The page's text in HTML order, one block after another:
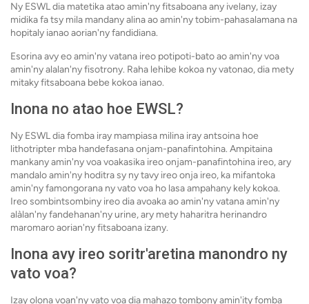
Ny ESWL dia matetika atao amin'ny fitsaboana any ivelany, izay
midika fa tsy mila mandany alina ao amin'ny tobim-pahasalamana na
hopitaly ianao aorian'ny fandidiana.
Esorina avy eo amin'ny vatana ireo potipoti-bato ao amin'ny voa
amin'ny alalan'ny fisotrony. Raha lehibe kokoa ny vatonao, dia mety
mitaky fitsaboana bebe kokoa ianao.
Inona no atao hoe EWSL?
Ny ESWL dia fomba iray mampiasa milina iray antsoina hoe
lithotripter mba handefasana onjam-panafintohina. Ampitaina
mankany amin'ny voa voakasika ireo onjam-panafintohina ireo, ary
mandalo amin'ny hoditra sy ny tavy ireo onja ireo, ka mifantoka
amin'ny famongorana ny vato voa ho lasa ampahany kely kokoa.
Ireo sombintsombiny ireo dia avoaka ao amin'ny vatana amin'ny
alàlan'ny fandehanan'ny urine, ary mety haharitra herinandro
maromaro aorian'ny fitsaboana izany.
Inona avy ireo soritr'aretina manondro ny
vato voa?
Izay olona voan'ny vato voa dia mahazo tombony amin'ity fomba